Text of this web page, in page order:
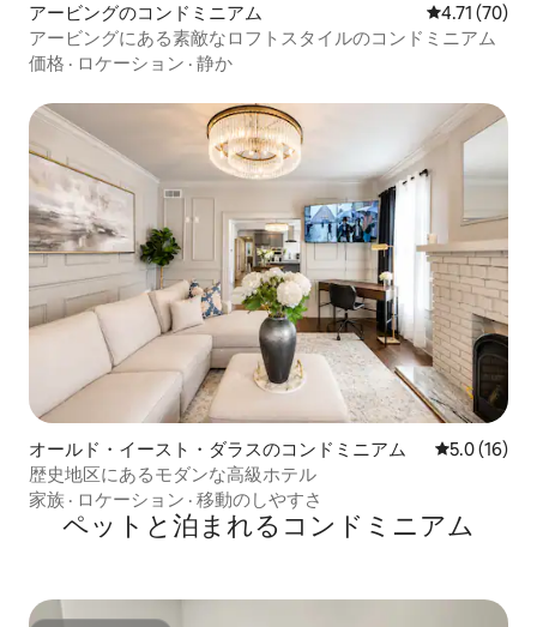
アービングのコンドミニアム レビュー70
4.71 (70)
アービングにある素敵なロフトスタイルのコンドミニアム
価格 · ロケーション · 静か
オールド・イースト・ダラスのコンドミニアム レビュー16
5.0 (16)
歴史地区にあるモダンな高級ホテル
家族 · ロケーション · 移動のしやすさ
ペットと泊まれるコンドミニアム